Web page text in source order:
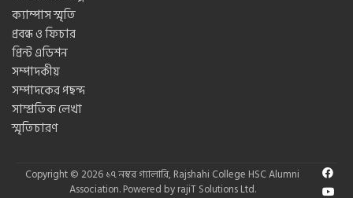
ক্যাম্পাস স্মৃতি
প্রবন্ধ ও ফিচার
প্রিন্ট এডিশন
সম্পাদকীয়
সম্পাদকের পছন্দ
সাম্প্রতিক লেখা
স্মৃতিচারণ
Copyright © 2026 ১৭ নম্বর গ্যালারি, Rajshahi College HSC Alumni
Association.Powered by rajiT Solutions Ltd.